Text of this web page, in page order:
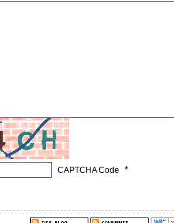
CAPTCHA Code *